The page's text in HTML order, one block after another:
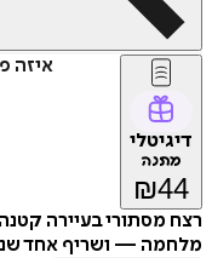
איזה
₪
בעיירה קטנה
— ושריף אחד שנאלץ